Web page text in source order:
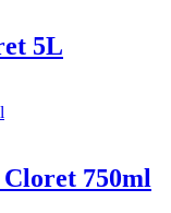
5L
750ml